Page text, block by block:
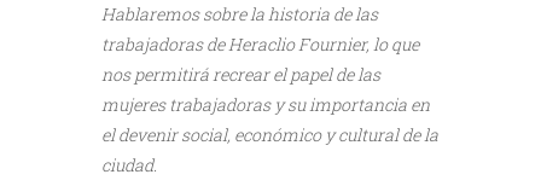
Hablaremos sobre la historia de las
trabajadoras de Heraclio Fournier, lo que
nos permitirá recrear el papel de las
mujeres trabajadoras y su importancia en
el devenir social, económico y cultural de la
ciudad.